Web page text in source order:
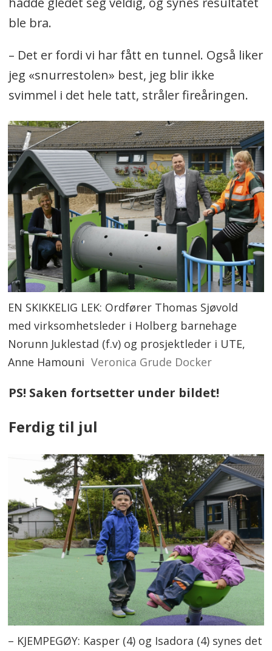
ble bra.
– Det er fordi vi har fått en tunnel. Også liker
jeg «snurrestolen» best, jeg blir ikke
svimmel i det hele tatt, stråler fireåringen.
EN SKIKKELIG LEK: Ordfører Thomas Sjøvold
med virksomhetsleder i Holberg barnehage
Norunn Juklestad (f.v) og prosjektleder i UTE,
Anne Hamouni Veronica Grude Docker
PS! Saken fortsetter under bildet!
Ferdig til jul
– KJEMPEGØY: Kasper (4) og Isadora (4) synes det